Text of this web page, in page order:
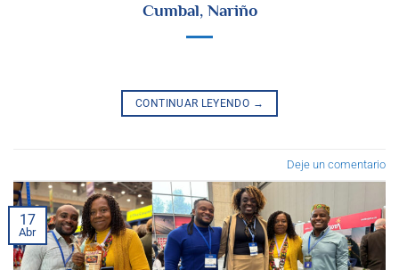
Cumbal, Nariño
CONTINUAR LEYENDO →
Deje un comentario
17
Abr